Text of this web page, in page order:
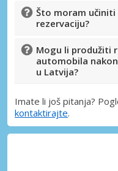
Što moram
rezervaciju?
Mogu li produžiti
automobila
u Latvija?
Imate li još pitanja?
kontaktirajte.